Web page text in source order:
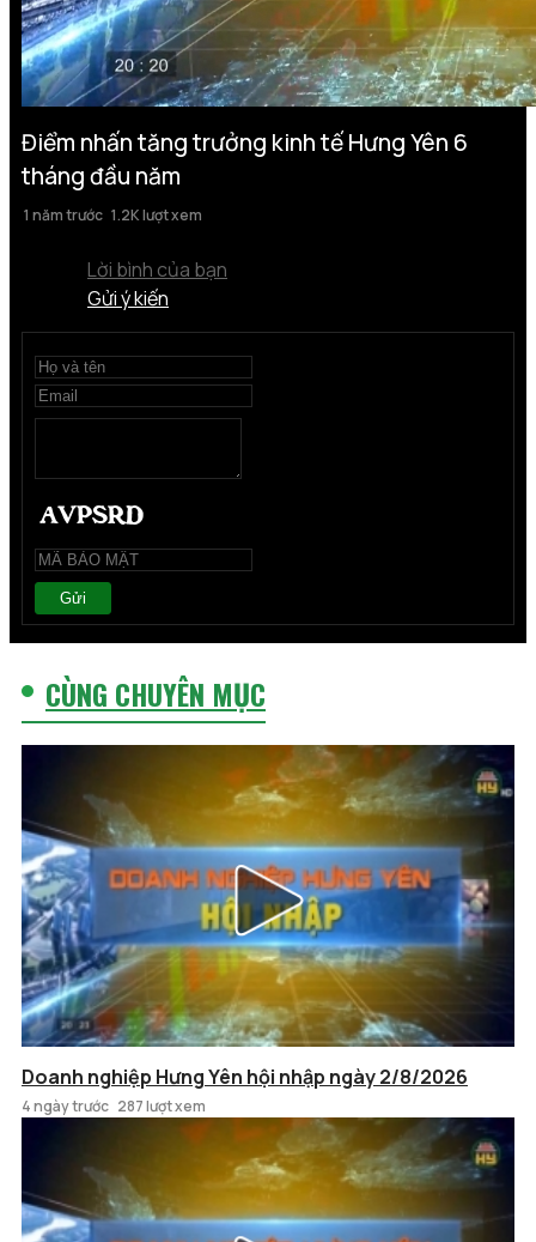
Điểm nhấn tăng trưởng kinh tế Hưng Yên 6
tháng đầu năm
1 năm trước 1.2K lượt xem
Lời bình của bạn
Gửi ý kiến
Gửi
CÙNG CHUYÊN MỤC
Doanh nghiệp Hưng Yên hội nhập ngày 2/8/2026
4 ngày trước 287 lượt xem